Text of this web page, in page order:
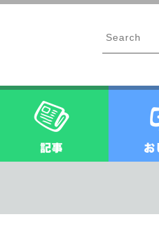
ベント 記事